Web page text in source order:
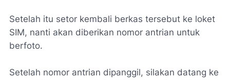
Setelah itu setor kembali berkas tersebut ke loket
SIM, nanti akan diberikan nomor antrian untuk
berfoto.
Setelah nomor antrian dipanggil, silakan datang ke